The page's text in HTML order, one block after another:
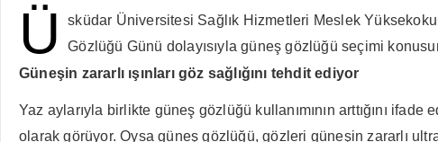
Ü sküdar Üniversitesi Sağlık Hizmetleri Meslek
Gözlüğü Günü dolayısıyla güneş gözlüğü seçimi
Güneşin zararlı ışınları göz sağlığını tehdit ediyor
Yaz aylarıyla birlikte güneş gözlüğü kullanımının arttığını
olarak görüyor. Oysa güneş gözlüğü, gözleri güneşin zararlı